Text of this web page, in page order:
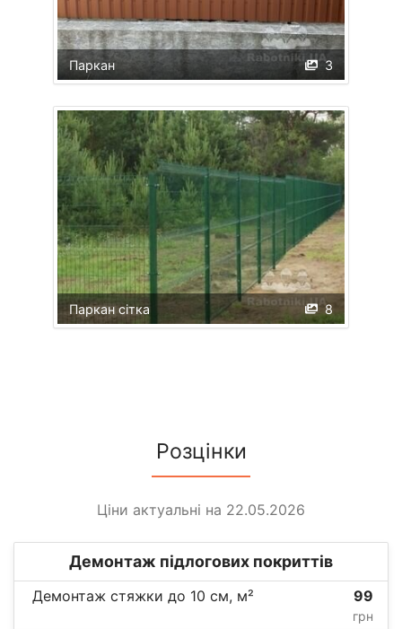
3
Паркан
8
Паркан сітка
Розцінки
Ціни актуальні на 22.05.2026
Демонтаж підлогових покриттів
Демонтаж стяжки до 10 см, м² 99
грн